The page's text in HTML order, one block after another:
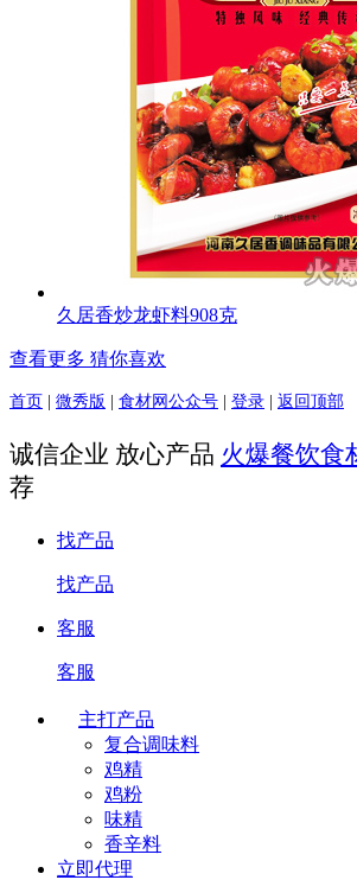
久居香炒龙虾料908克
查看更多 猜你喜欢
首页 微秀版 食材网公众号 登录 返回顶部
诚信企业 放心产品 火爆餐饮食
荐
找产品
找产品
客服
客服
主打产品
复合调味料
鸡精
鸡粉
味精
香辛料
立即代理